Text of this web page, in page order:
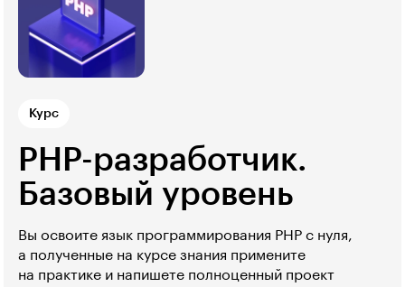
Курс
PHP-разработчик.
Базовый уровень
Вы освоите язык программирования PHP с нуля,
а полученные на курсе знания примените
на практике и напишете полноценный проект 